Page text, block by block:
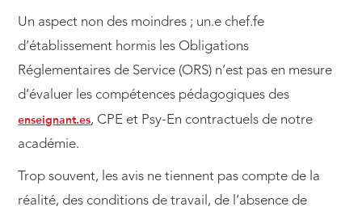
Un aspect non des moindres ; un.e chef.fe
d’établissement hormis les Obligations
Réglementaires de Service (ORS) n’est pas en mesure
d’évaluer les compétences pédagogiques des
enseignant.es, CPE et Psy-En contractuels de notre
académie.
Trop souvent, les avis ne tiennent pas compte de la
réalité, des conditions de travail, de l’absence de